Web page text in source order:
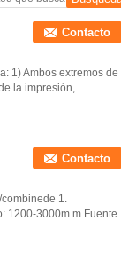
Contacto
1) Ambos extremos de
la impresión, ...
Contacto
1.
1200-3000m m Fuente